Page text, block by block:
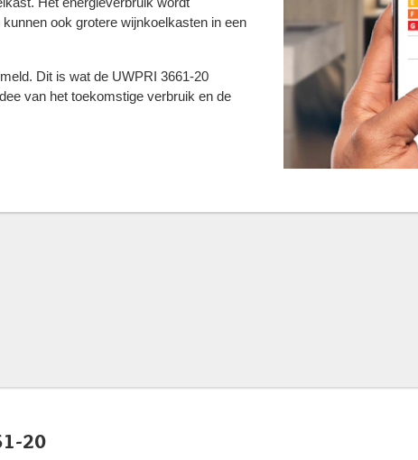
ook grotere wijnkoelkasten in een
Dit is wat de UWPRI 3661-20
van het toekomstige verbruik en de
20